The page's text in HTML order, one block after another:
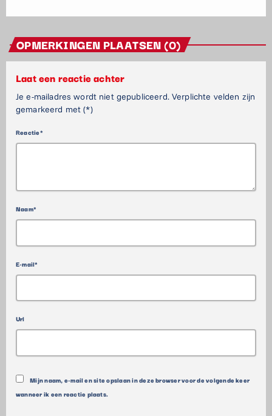
OPMERKINGEN PLAATSEN (0)
Laat een reactie achter
Je e-mailadres wordt niet gepubliceerd. Verplichte velden zijn
gemarkeerd met (*)
Reactie*
Naam*
E-mail*
Url
Mijn naam, e-mail en site opslaan in deze browser voor de volgende keer
wanneer ik een reactie plaats.